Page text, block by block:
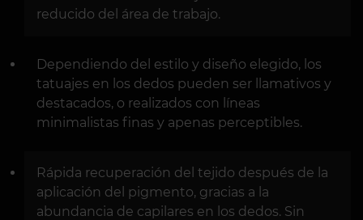
reducido del área de trabajo.
Dependiendo del estilo y diseño elegido, los
tatuajes en los dedos pueden ser llamativos y
destacados, o realizados con líneas
minimalistas finas y apenas perceptibles.
Rápida recuperación del tejido después de la
aplicación del pigmento, gracias a la
abundancia de capilares en los dedos. Sin